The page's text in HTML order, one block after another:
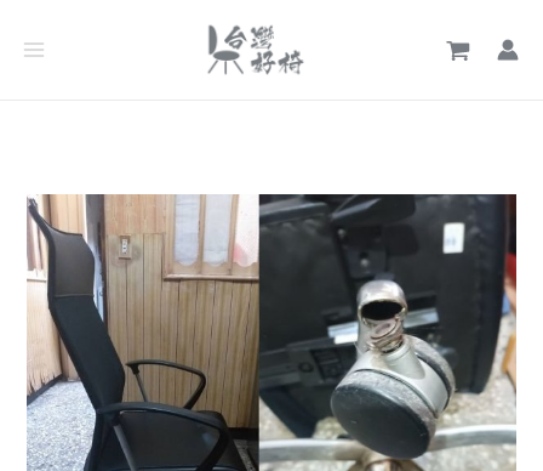
章